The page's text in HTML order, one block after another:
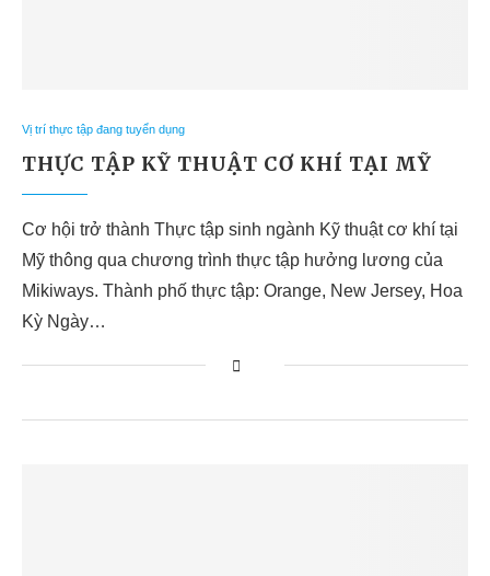
Vị trí thực tập đang tuyển dụng
THỰC TẬP KỸ THUẬT CƠ KHÍ TẠI MỸ
Cơ hội trở thành Thực tập sinh ngành Kỹ thuật cơ khí tại
Mỹ thông qua chương trình thực tập hưởng lương của
Mikiways. Thành phố thực tập: Orange, New Jersey, Hoa
Kỳ Ngày…